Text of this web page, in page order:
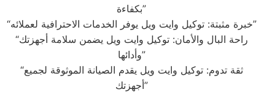
بكفاءة”
“خبرة مثبتة: توكيل وايت ويل يوفر الخدمات الاحترافية لعملائه”
“راحة البال والأمان: توكيل وايت ويل يضمن سلامة أجهزتك
وأدائها”
“ثقة تدوم: توكيل وايت ويل يقدم الصيانة الموثوقة لجميع
أجهزتك”